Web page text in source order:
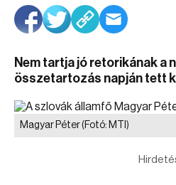
Nem tartja jó retorikának a
összetartozás napján tett
Magyar Péter(Fotó: MTI)